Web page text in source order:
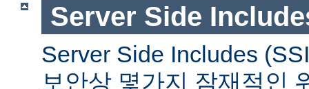
Server Side
Server Side Includes
보안상 몇가지 잠재적인